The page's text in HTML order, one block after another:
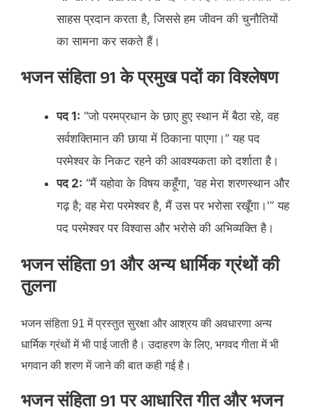
साहस प्रदान करता है, जिससे हम जीवन की चुनौतियों
का सामना कर सकते हैं।​
भजन संहिता 91 के प्रमुख पदों का विश्लेषण
पद 1: “जो परमप्रधान के छाए हुए स्थान में बैठा रहे, वह
सर्वशक्तिमान की छाया में ठिकाना पाएगा।” यह पद
परमेश्वर के निकट रहने की आवश्यकता को दर्शाता है।​
पद 2: “मैं यहोवा के विषय कहूँगा, ‘वह मेरा शरणस्थान और
गढ़ है; वह मेरा परमेश्वर है, मैं उस पर भरोसा रखूँगा।'” यह
पद परमेश्वर पर विश्वास और भरोसे की अभिव्यक्ति है।​
भजन संहिता 91 और अन्य धार्मिक ग्रंथों की
तुलना
भजन संहिता 91 में प्रस्तुत सुरक्षा और आश्रय की अवधारणा अन्य
धार्मिक ग्रंथों में भी पाई जाती है। उदाहरण के लिए, भगवद गीता में भी
भगवान की शरण में जाने की बात कही गई है।​
भजन संहिता 91 पर आधारित गीत और भजन